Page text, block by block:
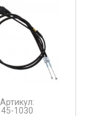
Артикул:
45-1030